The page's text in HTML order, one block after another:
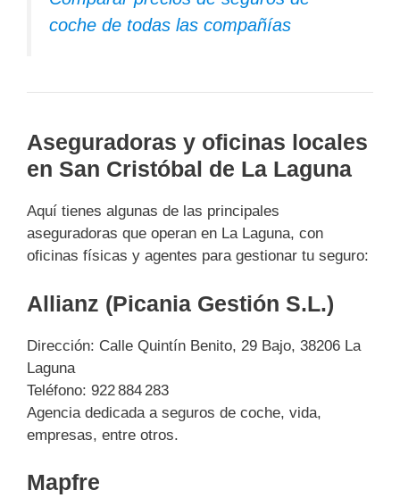
coche de todas las compañías
Aseguradoras y oficinas locales
en San Cristóbal de La Laguna
Aquí tienes algunas de las principales
aseguradoras que operan en La Laguna, con
oficinas físicas y agentes para gestionar tu seguro:
Allianz (Picania Gestión S.L.)
Dirección: Calle Quintín Benito, 29 Bajo, 38206 La
Laguna
Teléfono: 922 884 283
Agencia dedicada a seguros de coche, vida,
empresas, entre otros.
Mapfre